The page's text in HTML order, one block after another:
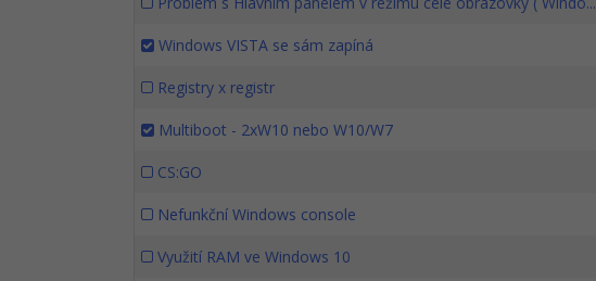
Windows VISTA se sám zapíná
Registry x registr
Multiboot - 2xW10 nebo W10/W7
CS:GO
Nefunkční Windows console
Využití RAM ve Windows 10